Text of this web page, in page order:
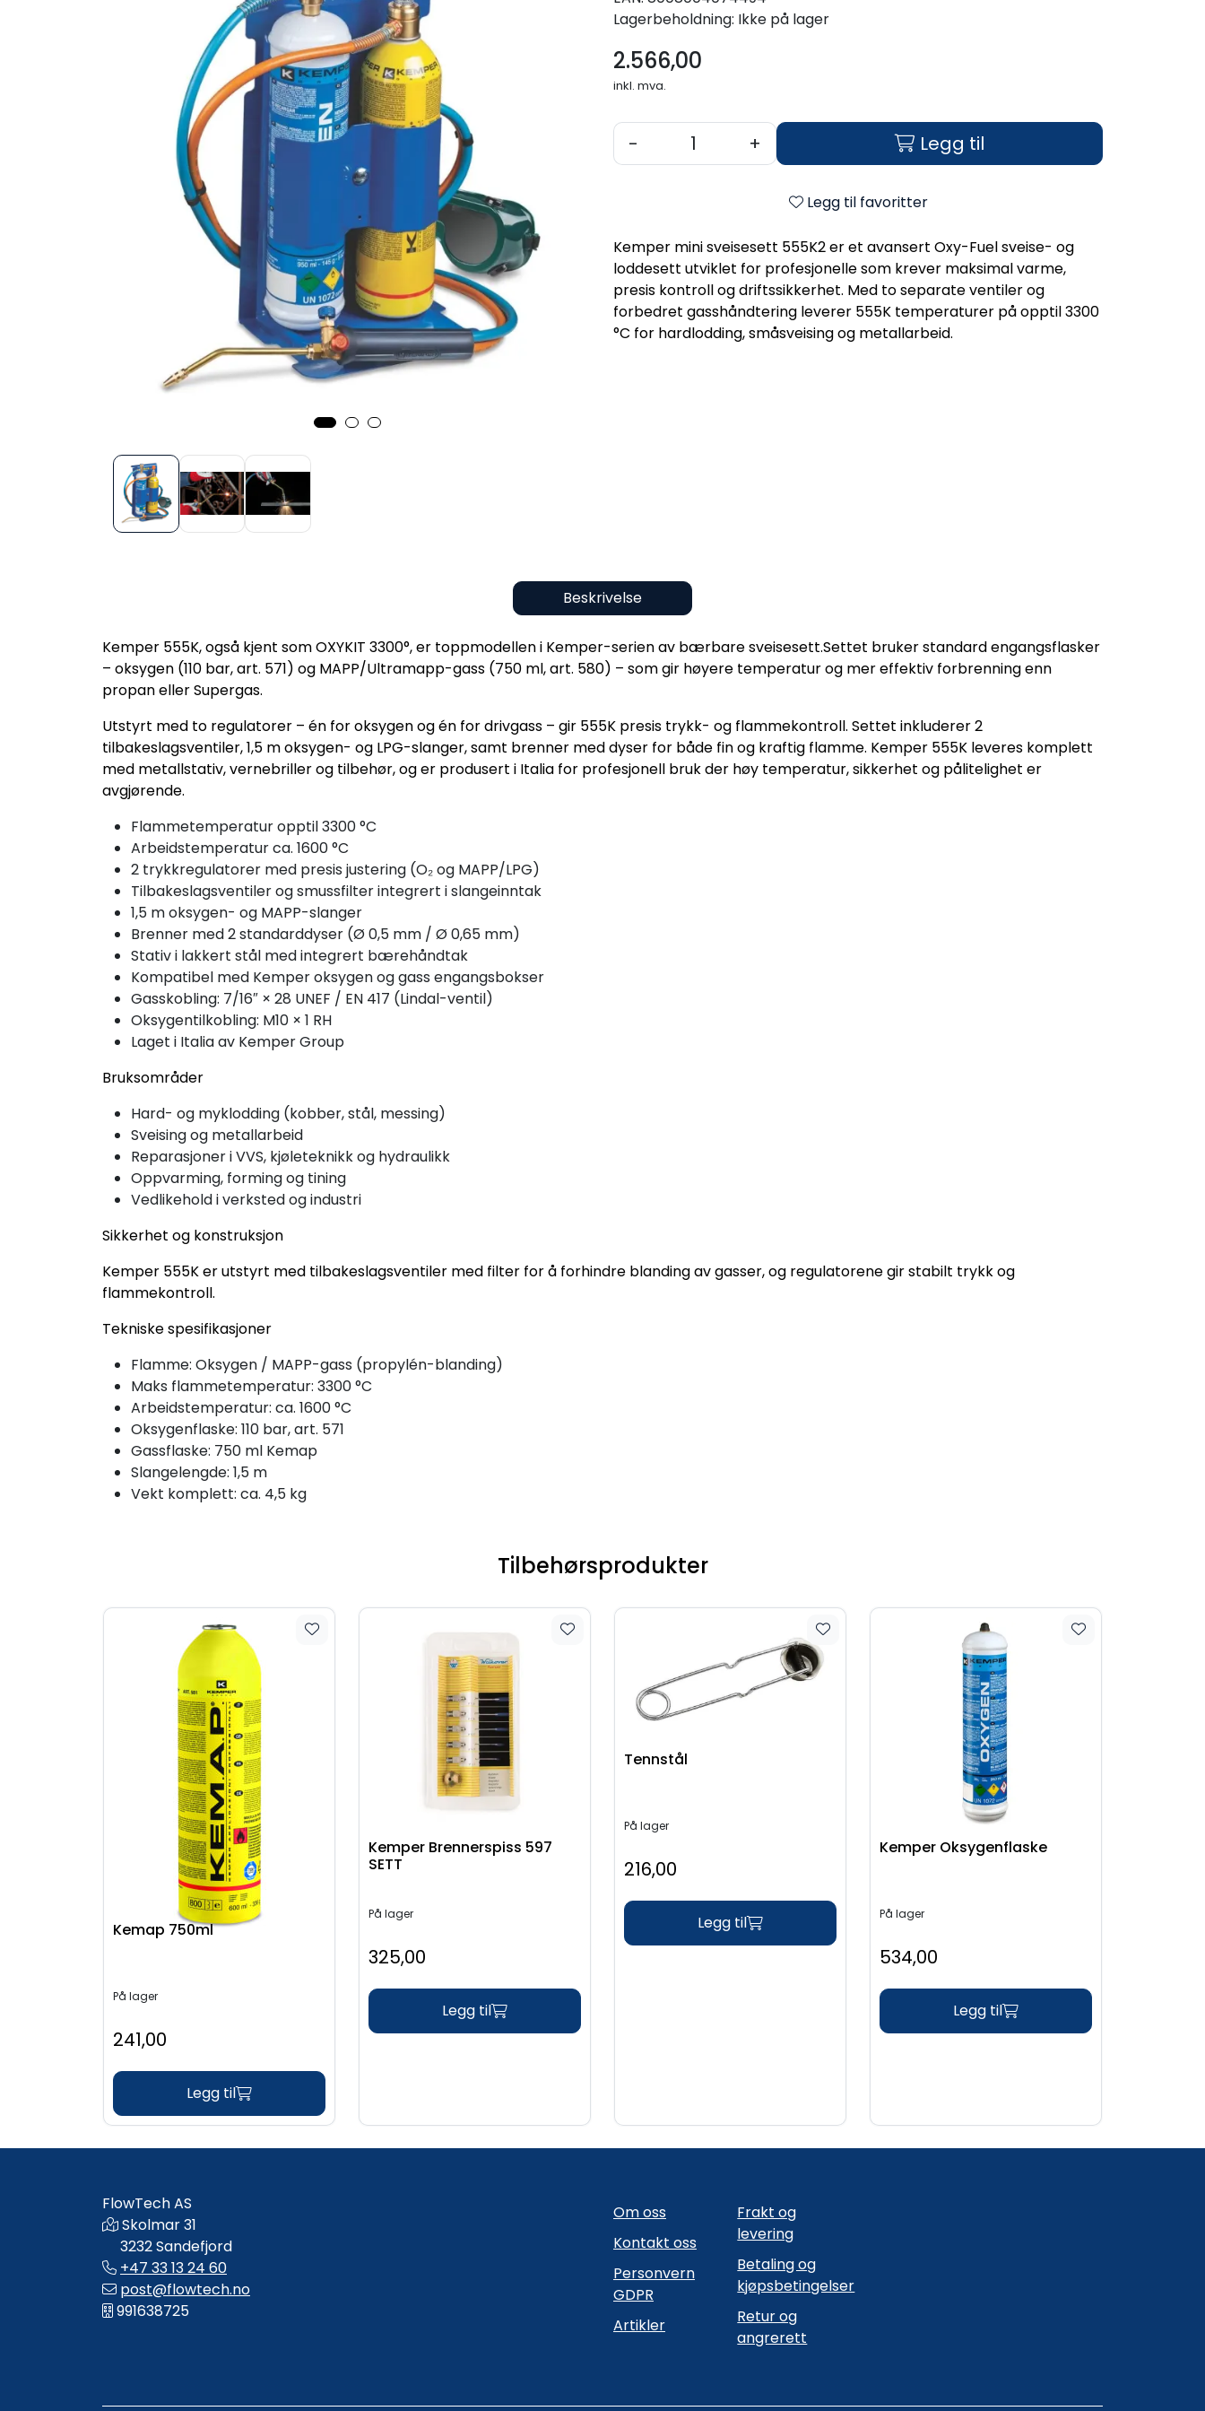
Lagerbeholdning: Ikke på lager
2.566,00
inkl. mva.
- + Legg til
Legg til favoritter
Kemper mini sveisesett 555K2 er et avansert Oxy-Fuel sveise- og
loddesett utviklet for profesjonelle som krever maksimal varme,
presis kontroll og driftssikkerhet. Med to separate ventiler og
forbedret gasshåndtering leverer 555K temperaturer på opptil 3300
°C for hardlodding, småsveising og metallarbeid.
Beskrivelse
Kemper 555K, også kjent som OXYKIT 3300°, er toppmodellen i Kemper-serien av bærbare sveisesett.Settet bruker standard engangsflasker
– oksygen (110 bar, art. 571) og MAPP/Ultramapp-gass (750 ml, art. 580) – som gir høyere temperatur og mer effektiv forbrenning enn
propan eller Supergas.
Utstyrt med to regulatorer – én for oksygen og én for drivgass – gir 555K presis trykk- og flammekontroll. Settet inkluderer 2
tilbakeslagsventiler, 1,5 m oksygen- og LPG-slanger, samt brenner med dyser for både fin og kraftig flamme. Kemper 555K leveres komplett
med metallstativ, vernebriller og tilbehør, og er produsert i Italia for profesjonell bruk der høy temperatur, sikkerhet og pålitelighet er
avgjørende.
Flamme­temperatur opptil 3300 °C
Arbeidstemperatur ca. 1600 °C
2 trykkregulatorer med presis justering (O₂ og MAPP/LPG)
Tilbakeslagsventiler og smussfilter integrert i slangeinntak
1,5 m oksygen- og MAPP-slanger
Brenner med 2 standarddyser (Ø 0,5 mm / Ø 0,65 mm)
Stativ i lakkert stål med integrert bærehåndtak
Kompatibel med Kemper oksygen og gass engangsbokser
Gasskobling: 7/16″ × 28 UNEF / EN 417 (Lindal-ventil)
Oksygentilkobling: M10 × 1 RH
Laget i Italia av Kemper Group
Bruksområder
Hard- og myklodding (kobber, stål, messing)
Sveising og metallarbeid
Reparasjoner i VVS, kjøleteknikk og hydraulikk
Oppvarming, forming og tining
Vedlikehold i verksted og industri
Sikkerhet og konstruksjon
Kemper 555K er utstyrt med tilbakeslagsventiler med filter for å forhindre blanding av gasser, og regulatorene gir stabilt trykk og
flammekontroll.
Tekniske spesifikasjoner
Flamme: Oksygen / MAPP-gass (propylén-blanding)
Maks flamme­temperatur: 3300 °C
Arbeidstemperatur: ca. 1600 °C
Oksygenflaske: 110 bar, art. 571
Gassflaske: 750 ml Kemap
Slangelengde: 1,5 m
Vekt komplett: ca. 4,5 kg
Tilbehørsprodukter
Kemap 750ml
På lager
241,00
Legg til
Kemper Brennerspiss 597
SETT
På lager
325,00
Legg til
Tennstål
På lager
216,00
Legg til
Kemper Oksygenflaske
På lager
534,00
Legg til
FlowTech AS
Skolmar 31
3232 Sandefjord
+47 33 13 24 60
post@flowtech.no
991638725
Om oss
Kontakt oss
Personvern
GDPR
Artikler
Frakt og
levering
Betaling og
kjøpsbetingelser
Retur og
angrerett